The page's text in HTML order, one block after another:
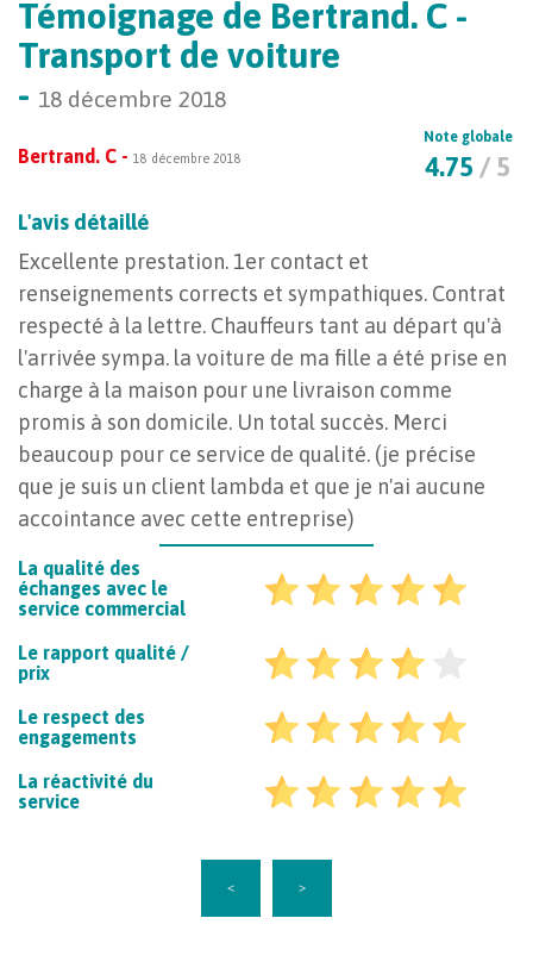
Témoignage de Bertrand. C -
Transport de voiture
- 18 décembre 2018
Bertrand. C - 18 décembre 2018
Note globale
4.75 / 5
L'avis détaillé
Excellente prestation. 1er contact et
renseignements corrects et sympathiques. Contrat
respecté à la lettre. Chauffeurs tant au départ qu'à
l'arrivée sympa. la voiture de ma fille a été prise en
charge à la maison pour une livraison comme
promis à son domicile. Un total succès. Merci
beaucoup pour ce service de qualité. (je précise
que je suis un client lambda et que je n'ai aucune
accointance avec cette entreprise)
La qualité des
échanges avec le
service commercial
Le rapport qualité /
prix
Le respect des
engagements
La réactivité du
service
< >